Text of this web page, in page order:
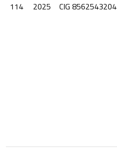
114
2025 CIG 8562543204